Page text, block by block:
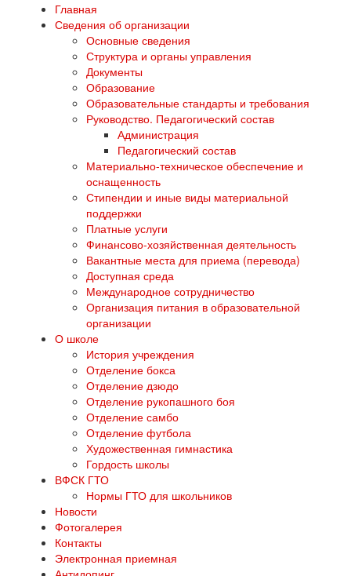
Главная
Сведения об организации
Основные сведения
Структура и органы управления
Документы
Образование
Образовательные стандарты и требования
Руководство. Педагогический состав
Администрация
Педагогический состав
Материально-техническое обеспечение и
оснащенность
Стипендии и иные виды материальной
поддержки
Платные услуги
Финансово-хозяйственная деятельность
Вакантные места для приема (перевода)
Доступная среда
Международное сотрудничество
Организация питания в образовательной
организации
О школе
История учреждения
Отделение бокса
Отделение дзюдо
Отделение рукопашного боя
Отделение самбо
Отделение футбола
Художественная гимнастика
Гордость школы
ВФСК ГТО
Нормы ГТО для школьников
Новости
Фотогалерея
Контакты
Электронная приемная